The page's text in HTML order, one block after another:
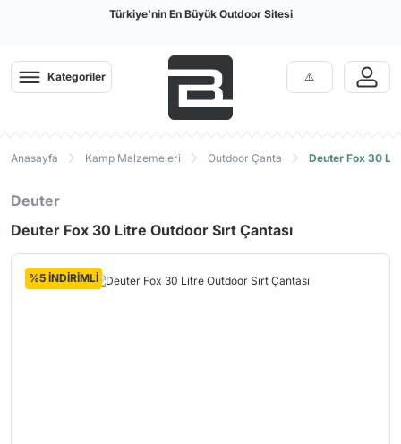
Türkiye'nin En Büyük Outdoor Sitesi
Kategoriler
Anasayfa Kamp Malzemeleri Outdoor Çanta Deuter Fox 30
Deuter
Deuter Fox 30 Litre Outdoor Sırt Çantası
%5 İNDİRİMLİ